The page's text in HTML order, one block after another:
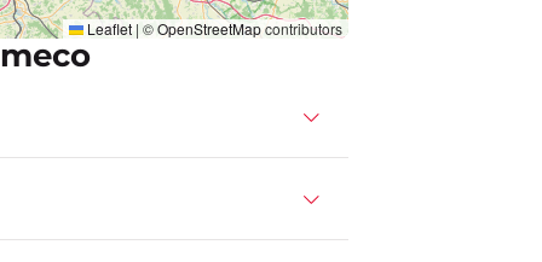
Leaflet | ©OpenStreetMapcontributors